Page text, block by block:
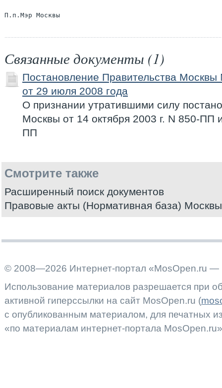
Связанные документы (1)
Постановление Правительства
от 29 июля 2008 года
О признании утратившими силу
Москвы от 14 октября 2003 г. N 850-ПП
ПП
Смотрите также
Расширенный поиск документов
Правовые акты (Нормативная база) Москвы
© 2008—2026 Интернет-портал «MosOpen.ru —
Использование материалов разрешается при
активной гиперссылки на сайт MosOpen.ru (
с опубликованным материалом, для печатных
«по материалам интернет-портала